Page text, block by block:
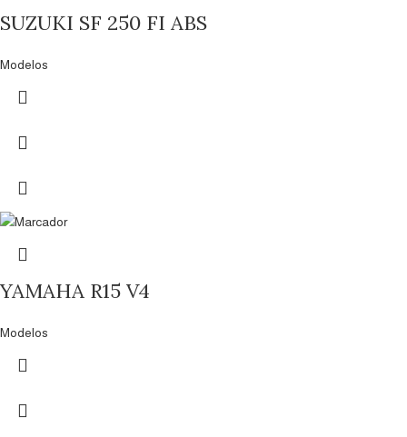
SUZUKI SF 250 FI ABS
Modelos
YAMAHA R15 V4
Modelos